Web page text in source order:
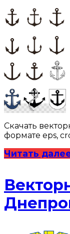
Скачать
формате eps,
Читать